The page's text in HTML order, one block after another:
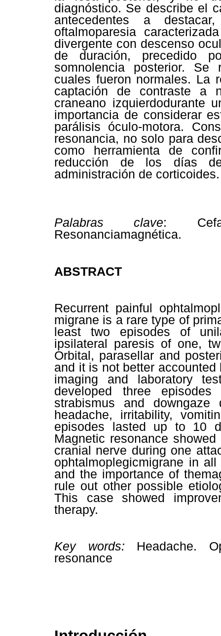
diagnóstico. Se describe el
antecedentes a
oftalmoparesia
divergente con descenso
de duración, precedido
somnolencia posterior.
cuales fueron normales. La
captación de contraste a
craneano izquierdodurante
importancia de considerar
parálisis óculo-motora.
resonancia, no solo para
como herramienta de
reducción de los días
administración de corticoides.
Palabras clave:
Resonanciamagnética.
ABSTRACT
Recurrent painful
migrane is a rare type of
least two episodes of
ipsilateral paresis of one,
Orbital, parasellar and
and it is not better
imaging and laboratory
developed three
strabismus and
headache, irritability,
episodes lasted up to 10
Magnetic resonance
cranial nerve during one
ophtalmoplegicmigrane in
and the importance of
rule out other possible
This case showed
therapy.
Key words: Headache.
resonance